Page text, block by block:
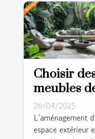
Choisir
meubles
jardin
durables
critères et
26/04/2025
L’aménagement
espace extérieur